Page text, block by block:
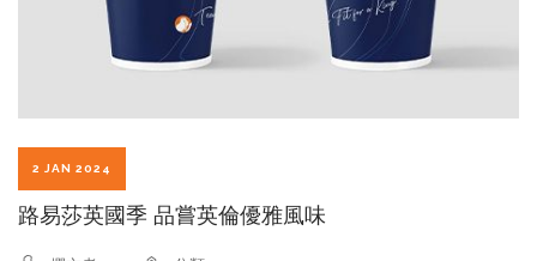
2 JAN 2024
路易莎英國季 品嘗英倫優雅風味